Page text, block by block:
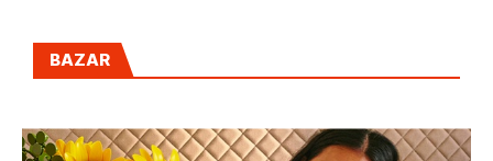
BAZAR